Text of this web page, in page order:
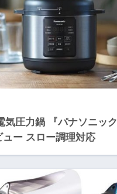
気圧力鍋 『パナソニック
ュー スロー調理対応